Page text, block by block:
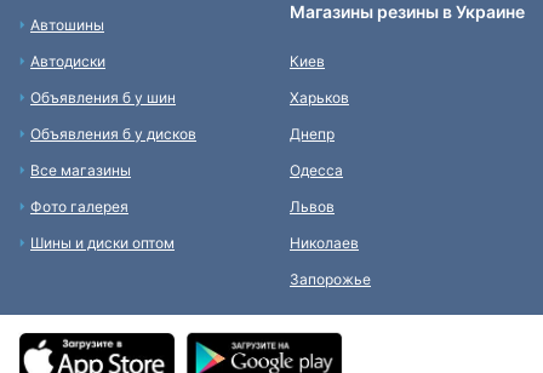
Автошины
Автодиски
Объявления б у шин
Объявления б у дисков
Все магазины
Фото галерея
Шины и диски оптом
Магазины резины в Украине
Киев
Харьков
Днепр
Одесса
Львов
Николаев
Запорожье